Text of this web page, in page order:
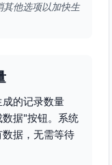
其他选项以加快生
的记录数量
数据"按钮。系统
据，无需等待